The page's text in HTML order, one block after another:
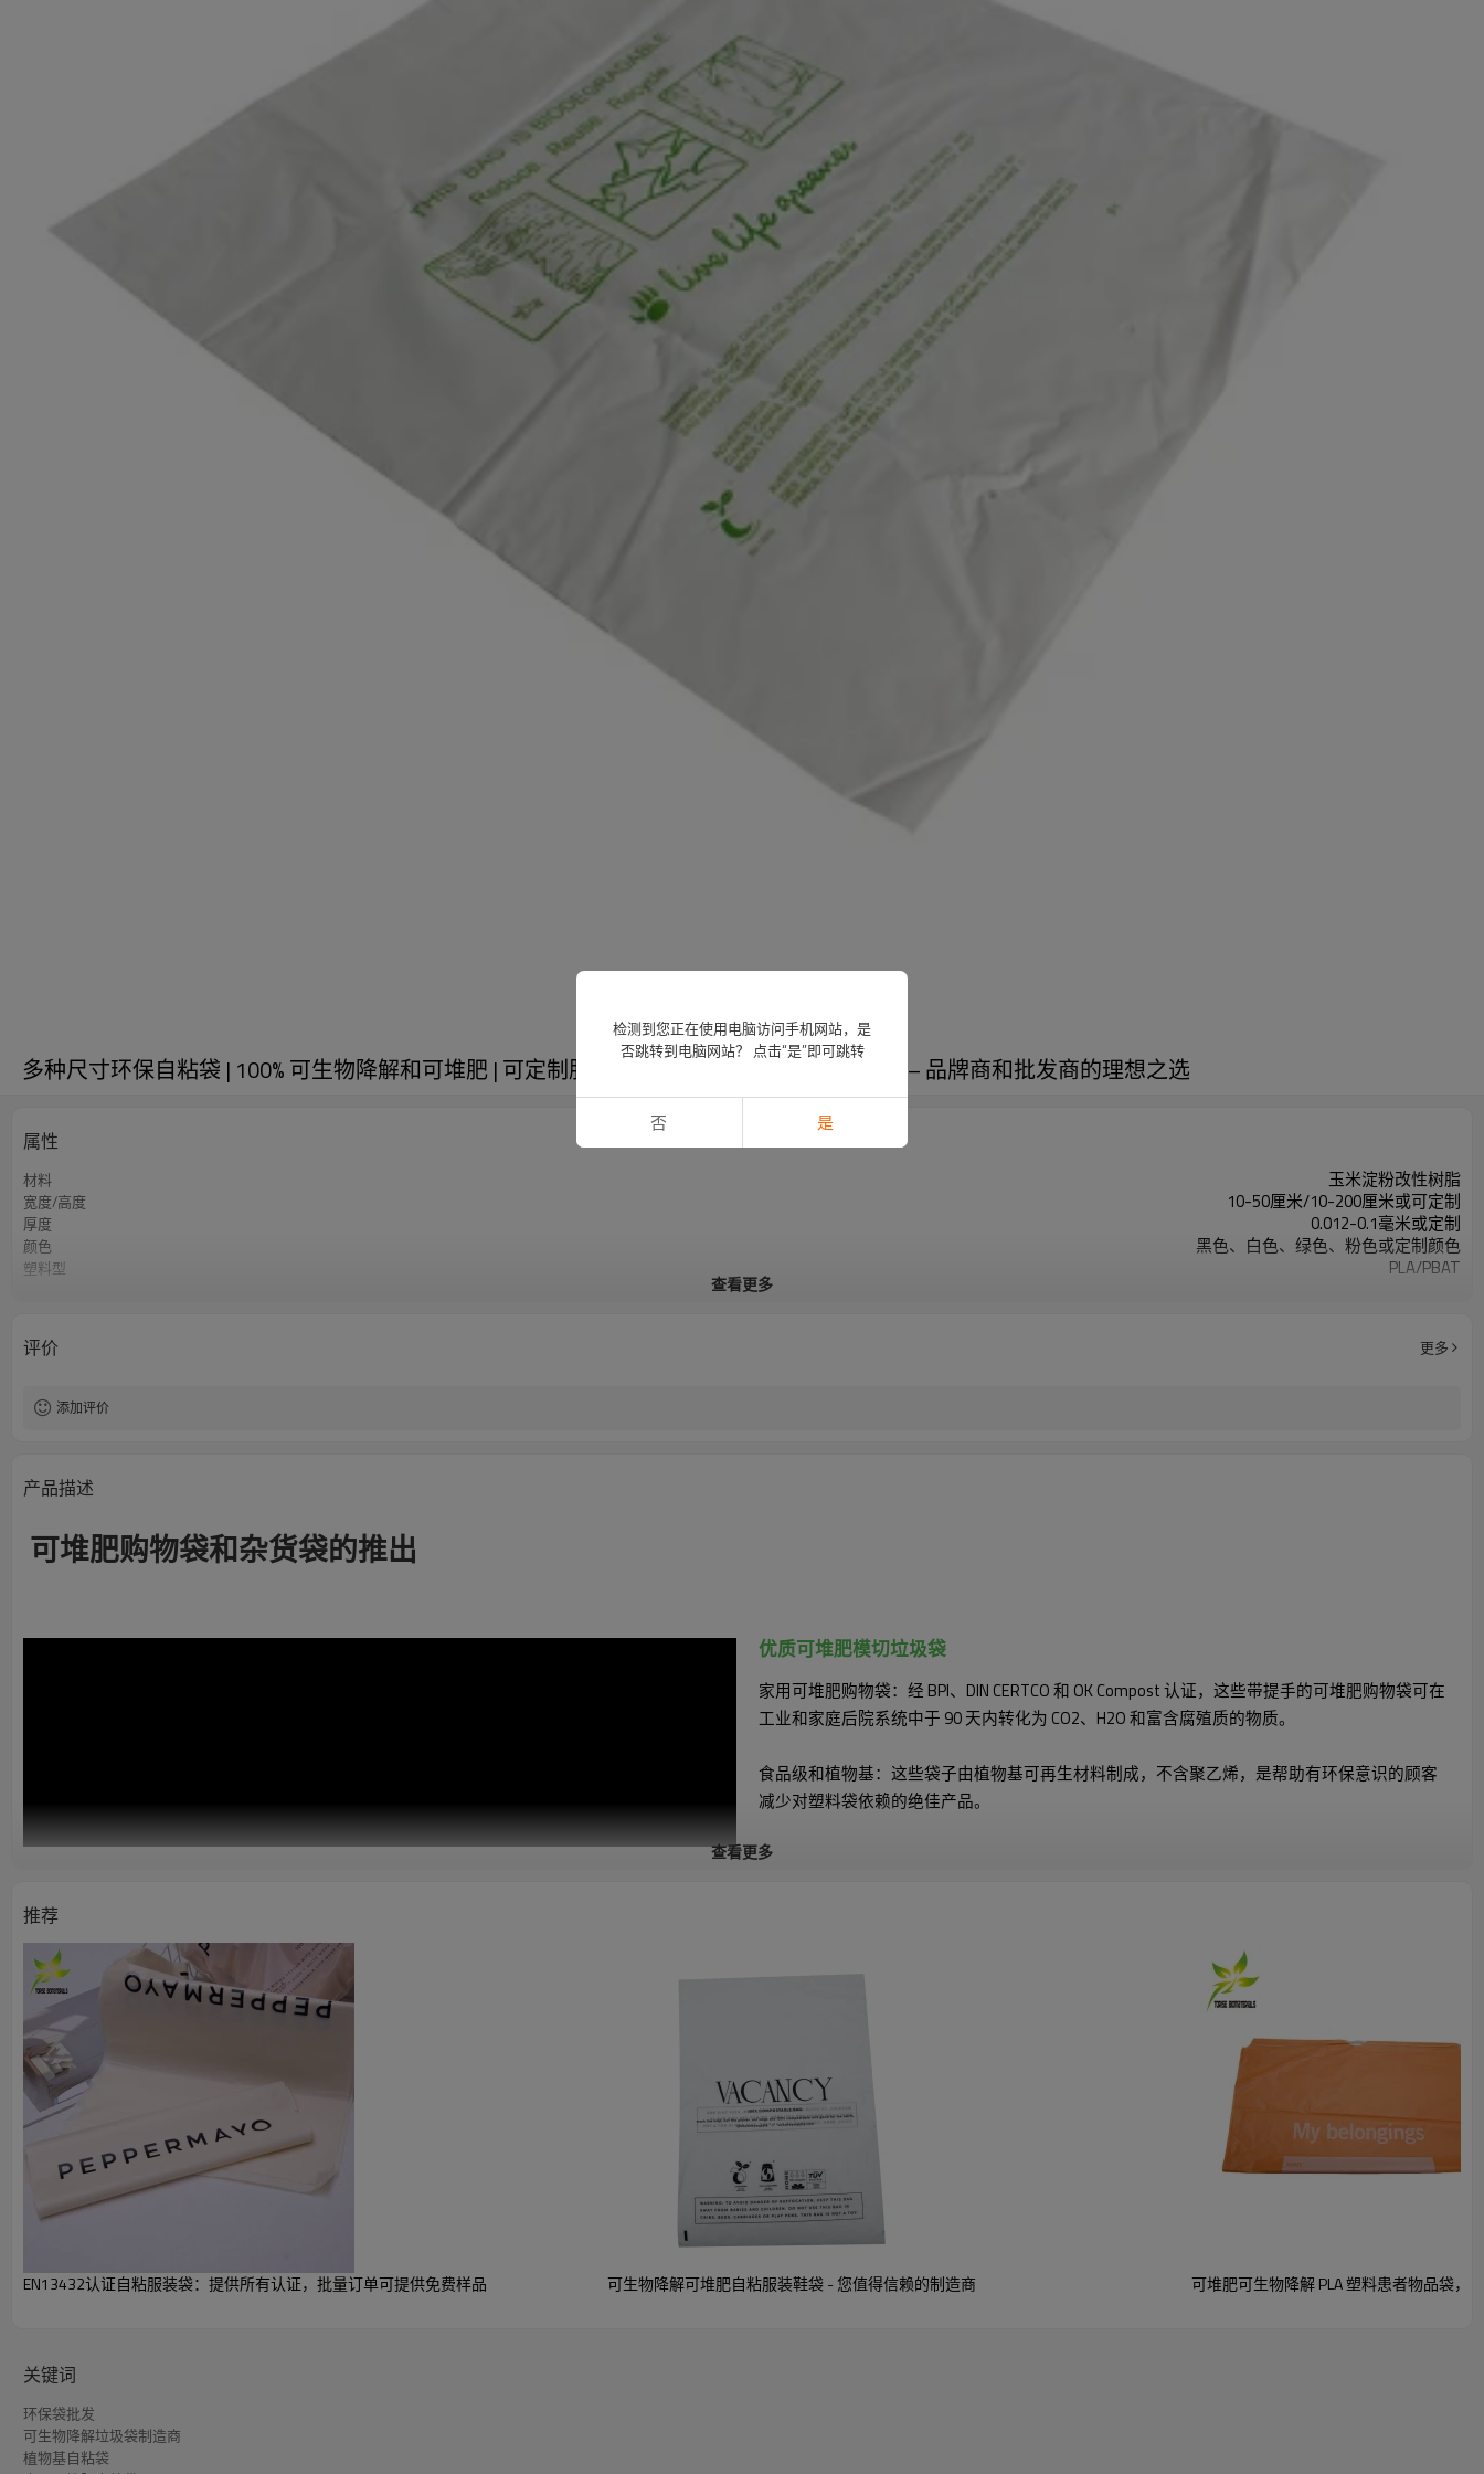
多种尺寸环保自粘袋 | 100% 可生物降解和可堆肥 | 可定制服务 | 符合 AS4736 和 AS5810 标准 – 品牌商和批发商的理想之选
属性
材料 玉米淀粉改性树脂
宽度/高度 10-50厘米/10-200厘米或可定制
厚度 0.012-0.1毫米或定制
颜色 黑色、白色、绿色、粉色或定制颜色
塑料型 PLA/PBAT
查看更多
评价 更多
添加评价
产品描述
可堆肥购物袋和杂货袋的推出
优质可堆肥模切垃圾袋
家用可堆肥购物袋：经 BPI、DIN CERTCO 和 OK Compost 认证，这些带提手的可堆肥购物袋可在
工业和家庭后院系统中于 90 天内转化为 CO2、H2O 和富含腐殖质的物质。
食品级和植物基：这些袋子由植物基可再生材料制成，不含聚乙烯，是帮助有环保意识的顾客
减少对塑料袋依赖的绝佳产品。
多用途：Torise可堆肥垃圾袋非常适合餐厅、农贸市场、杂货店和所有其他零售店使用。用户可
√ 环保。
产品详细参数
类型：
零浪费和可持续发展
宽度/高度：
厚度：
设计印刷：
查看更多
推荐
EN13432认证自粘服装袋：提供所有认证，批量订单可提供免费样品 可生物降解可堆肥自粘服装鞋袋 - 您值得信赖的制造商 可堆肥可生物降解 PLA 塑料患者物品袋，
关键词
环保袋批发
可生物降解垃圾袋制造商
植物基自粘袋
检测到您正在使用电脑访问手机网站，是
否跳转到电脑网站？ 点击“是”即可跳转
否 是